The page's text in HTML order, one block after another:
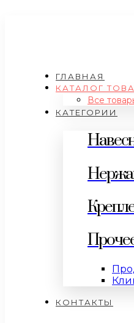
ГЛАВНАЯ
КАТАЛОГ
Все
КАТЕГОРИИ
КОНТАКТЫ